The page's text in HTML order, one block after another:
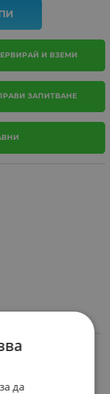
И ВЗЕМИ
ЗАПИТВАНЕ
да